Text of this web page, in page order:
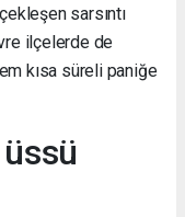
sarsıntı
ilçelerde de
kısa süreli paniğe